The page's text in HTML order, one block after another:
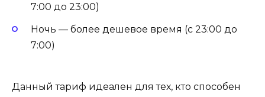
7:00 до 23:00)
Ночь — более дешевое время (с 23:00 до
7:00)
Данный тариф идеален для тех, кто способен